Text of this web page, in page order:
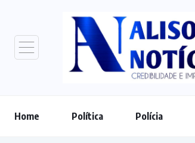
Home Política Polícia